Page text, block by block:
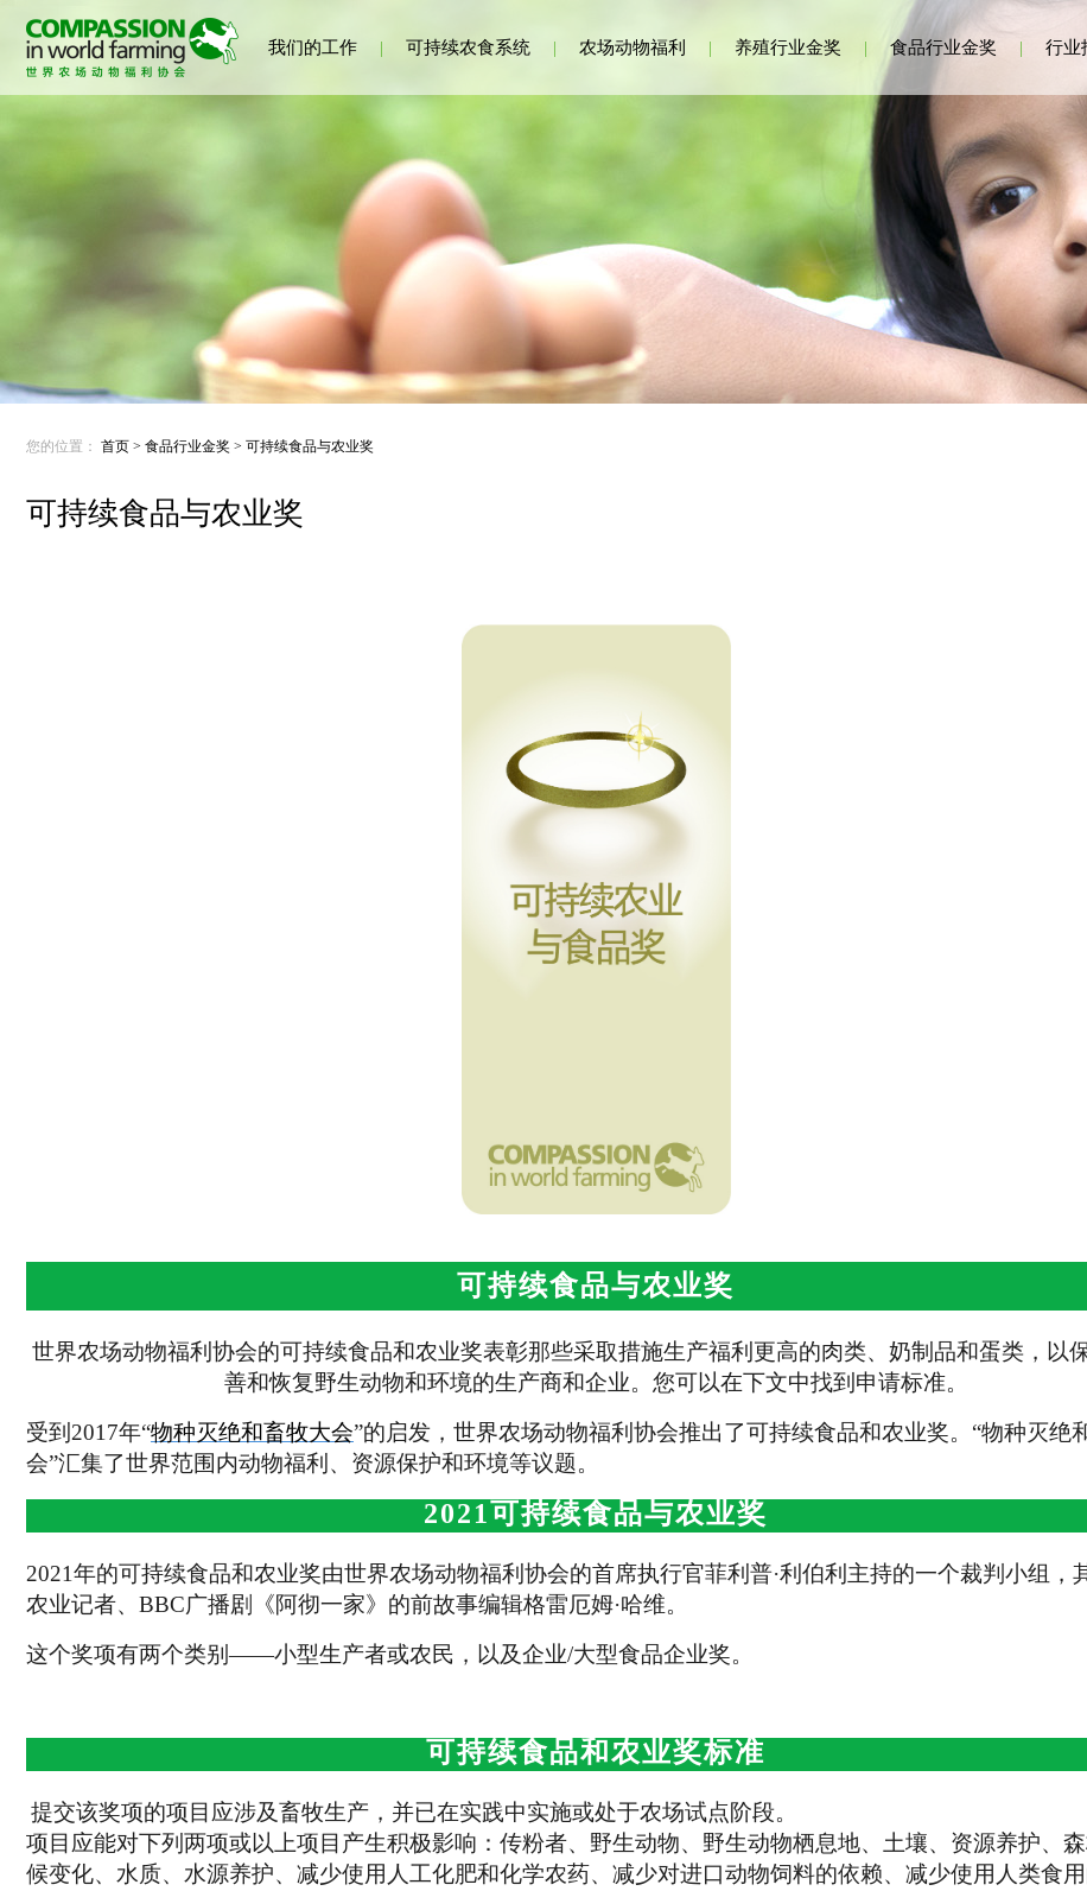
我们的工作 | 可持续农食系统 | 农场动物福利 | 养殖行业金奖 | 食品行业金奖 | 行业
您的位置： 首页 > 食品行业金奖 > 可持续食品与农业奖
可持续食品与农业奖
可持续食品与农业奖
世界农场动物福利协会的可持续食品和农业奖表彰那些采取措施生产福利更高的肉类、奶制品和蛋类，以
善和恢复野生动物和环境的生产商和企业。您可以在下文中找到申请标准。
受到2017年“物种灭绝和畜牧大会”的启发，世界农场动物福利协会推出了可持续食品和农业奖。“物种灭绝
会”汇集了世界范围内动物福利、资源保护和环境等议题。
2021可持续食品与农业奖
2021年的可持续食品和农业奖由世界农场动物福利协会的首席执行官菲利普·利伯利主持的一个裁判小组，
农业记者、BBC广播剧《阿彻一家》的前故事编辑格雷厄姆·哈维。
这个奖项有两个类别——小型生产者或农民，以及企业/大型食品企业奖。
可持续食品和农业奖标准
提交该奖项的项目应涉及畜牧生产，并已在实践中实施或处于农场试点阶段。
项目应能对下列两项或以上项目产生积极影响：传粉者、野生动物、野生动物栖息地、土壤、资源养护、
候变化、水质、水源养护、减少使用人工化肥和化学农药、减少对进口动物饲料的依赖、减少使用人类食